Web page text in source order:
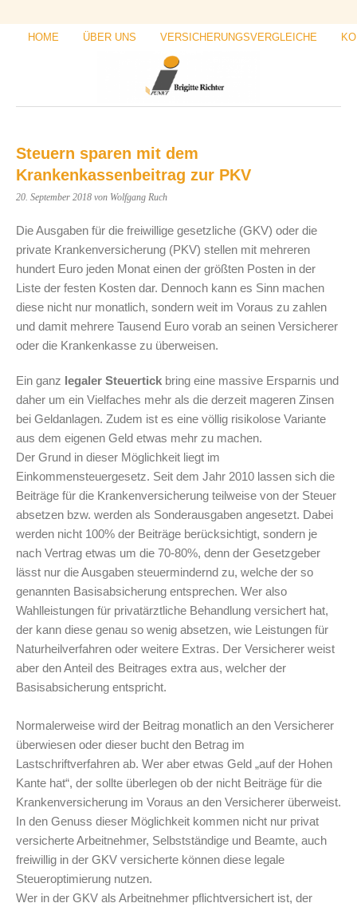
HOME ÜBER UNS VERSICHERUNGSVERGLEICHE
Steuern sparen mit dem
Krankenkassenbeitrag zur PKV
20. September 2018 von Wolfgang Ruch
Die Ausgaben für die freiwillige gesetzliche (GKV) oder die
private Krankenversicherung (PKV) stellen mit mehreren
hundert Euro jeden Monat einen der größten Posten in der
Liste der festen Kosten dar. Dennoch kann es Sinn machen
diese nicht nur monatlich, sondern weit im Voraus zu zahlen
und damit mehrere Tausend Euro vorab an seinen Versicherer
oder die Krankenkasse zu überweisen.
Ein ganz legaler Steuertick bring eine massive Ersparnis und
daher um ein Vielfaches mehr als die derzeit mageren Zinsen
bei Geldanlagen. Zudem ist es eine völlig risikolose Variante
aus dem eigenen Geld etwas mehr zu machen.
Der Grund in dieser Möglichkeit liegt im
Einkommensteuergesetz. Seit dem Jahr 2010 lassen sich die
Beiträge für die Krankenversicherung teilweise von der Steuer
absetzen bzw. werden als Sonderausgaben angesetzt. Dabei
werden nicht 100% der Beiträge berücksichtigt, sondern je
nach Vertrag etwas um die 70-80%, denn der Gesetzgeber
lässt nur die Ausgaben steuermindernd zu, welche der so
genannten Basisabsicherung entsprechen. Wer also
Wahlleistungen für privatärztliche Behandlung versichert hat,
der kann diese genau so wenig absetzen, wie Leistungen für
Naturheilverfahren oder weitere Extras. Der Versicherer weist
aber den Anteil des Beitrages extra aus, welcher der
Basisabsicherung entspricht.
Normalerweise wird der Beitrag monatlich an den Versicherer
überwiesen oder dieser bucht den Betrag im
Lastschriftverfahren ab. Wer aber etwas Geld „auf der Hohen
Kante hat“, der sollte überlegen ob der nicht Beiträge für die
Krankenversicherung im Voraus an den Versicherer überweist.
In den Genuss dieser Möglichkeit kommen nicht nur privat
versicherte Arbeitnehmer, Selbstständige und Beamte, auch
freiwillig in der GKV versicherte können diese legale
Steueroptimierung nutzen.
Wer in der GKV als Arbeitnehmer pflichtversichert ist, der